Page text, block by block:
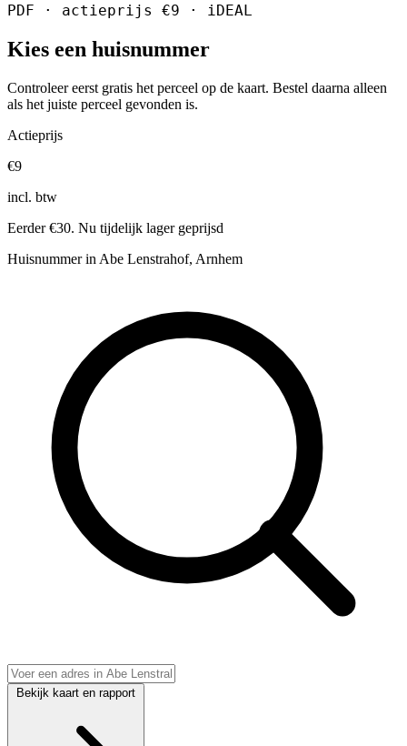
PDF · actieprijs €9 · iDEAL
Kies een huisnummer
Controleer eerst gratis het perceel op de kaart. Bestel daarna alleen
als het juiste perceel gevonden is.
Actieprijs
€9
incl. btw
Eerder €30. Nu tijdelijk lager geprijsd
Huisnummer in Abe Lenstrahof, Arnhem
Bekijk kaart en rapport